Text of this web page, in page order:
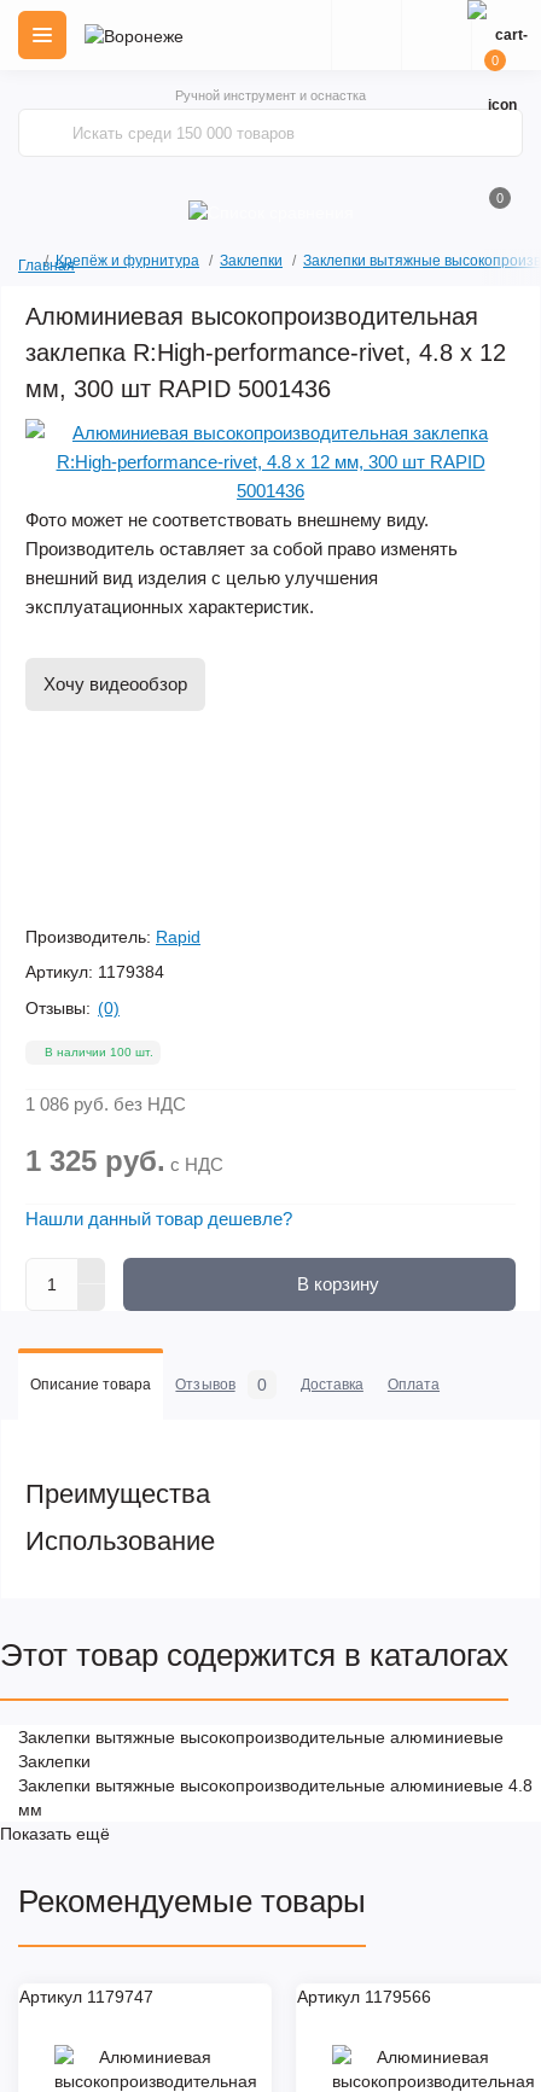
Ручной инструмент и оснастка
0
0
ГлавнаяКрепёж и фурнитура Заклепки Заклепки вытяжные
Алюминиевая высокопроизводительная
заклепка R:High-performance-rivet, 4.8 х 12
мм, 300 шт RAPID 5001436
Фото может не соответствовать внешнему виду.
Производитель оставляет за собой право изменять
внешний вид изделия с целью улучшения
эксплуатационных характеристик.
Хочу видеообзор
Производитель: Rapid
Артикул: 1179384
Отзывы: (0)
В наличии 100 шт.
1 086 руб. без НДС
1 325 руб. с НДС
Нашли данный товар дешевле?
В корзину
Описание товара Отзывов 0 Доставка Оплата
Преимущества
Использование
Этот товар содержится в каталогах
Заклепки вытяжные высокопроизводительные алюминиевые
Заклепки
Заклепки вытяжные высокопроизводительные алюминиевые 4.8
мм
Показать ещё
Рекомендуемые товары
Артикул 1179747 Артикул 1179566